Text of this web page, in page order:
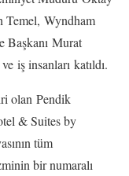
Wyndham
Başkanı Murat
iş insanları katıldı.
olan Pendik
& Suites by
tüm
bir numaralı